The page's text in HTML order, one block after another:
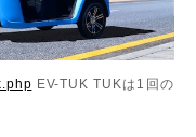
EV-TUK TUKは1回の